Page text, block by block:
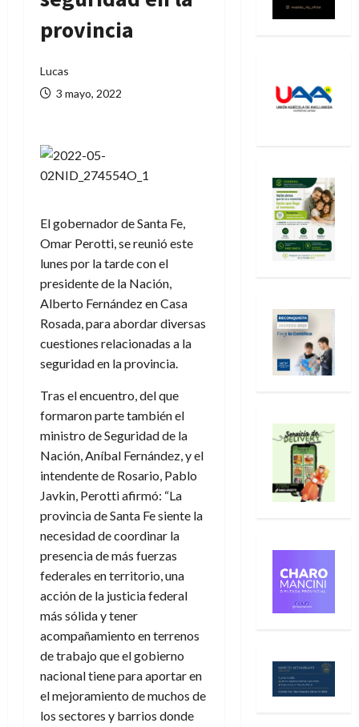
provincia
Lucas
3 mayo, 2022
El gobernador de Santa Fe,
Omar Perotti, se reunió este
lunes por la tarde con el
presidente de la Nación,
Alberto Fernández en Casa
Rosada, para abordar diversas
cuestiones relacionadas a la
seguridad en la provincia.
Tras el encuentro, del que
formaron parte también el
ministro de Seguridad de la
Nación, Aníbal Fernández, y el
intendente de Rosario, Pablo
Javkin, Perotti afirmó: “La
provincia de Santa Fe siente la
necesidad de coordinar la
presencia de más fuerzas
federales en territorio, una
acción de la justicia federal
más sólida y tener
acompañamiento en terrenos
de trabajo que el gobierno
nacional tiene para aportar en
el mejoramiento de muchos de
los sectores y barrios donde